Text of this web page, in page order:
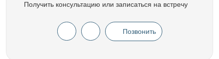
Получить консультацию или записаться на встречу
Позвонить